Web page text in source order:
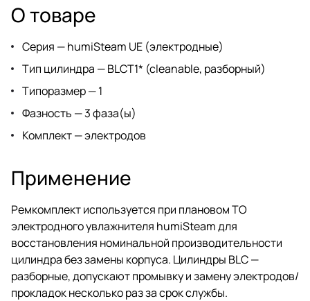
О товаре
Серия — humiSteam UE (электродные)
Тип цилиндра — BLCT1* (cleanable, разборный)
Типоразмер — 1
Фазность — 3 фаза(ы)
Комплект — электродов
Применение
Ремкомплект используется при плановом ТО
электродного увлажнителя humiSteam для
восстановления номинальной производительности
цилиндра без замены корпуса. Цилиндры BLC —
разборные, допускают промывку и замену электродов/
прокладок несколько раз за срок службы.